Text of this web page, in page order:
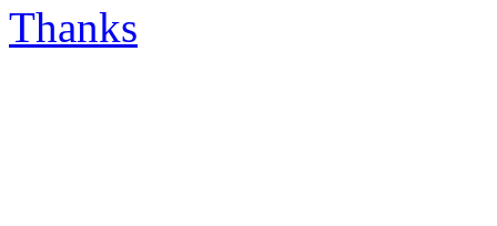
Thanks